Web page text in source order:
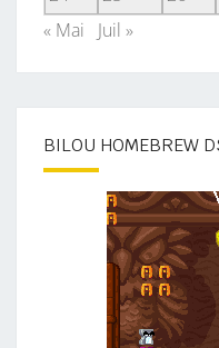
« Mai
Juil »
BILOU HOMEBREW